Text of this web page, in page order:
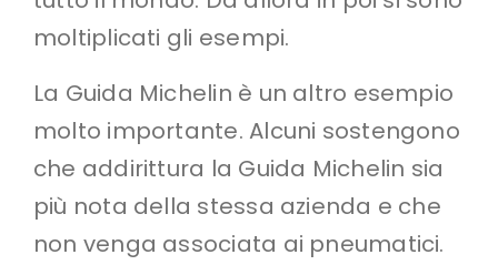
moltiplicati gli esempi.
La Guida Michelin è un altro esempio
molto importante. Alcuni sostengono
che addirittura la Guida Michelin sia
più nota della stessa azienda e che
non venga associata ai pneumatici.